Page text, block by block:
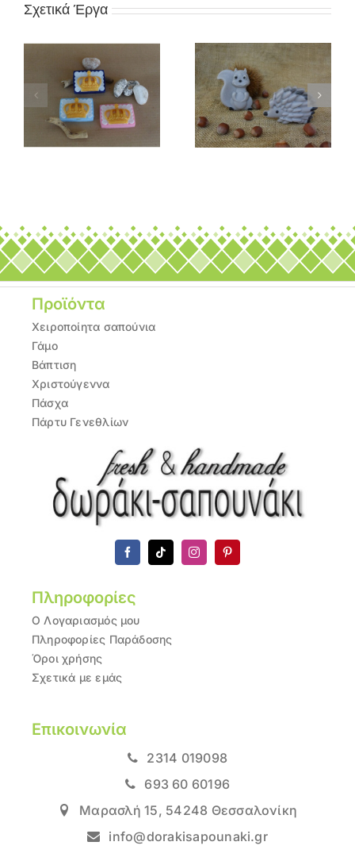
Σχετικά Έργα
Π98Μ «Ζωάκια
δάσους»
Π97Μ «Ουράνιο τόξο»
Προϊόντα
Χειροποίητα σαπούνια
Γάμο
Βάπτιση
Χριστούγεννα
Πάσχα
Πάρτυ Γενεθλίων
Πληροφορίες
Ο Λογαριασμός μου
Πληροφορίες Παράδοσης
Όροι χρήσης
Σχετικά με εμάς
Επικοινωνία
2314 019098
693 60 60196
Μαρασλή 15, 54248 Θεσσαλονίκη
info@dorakisapounaki.gr